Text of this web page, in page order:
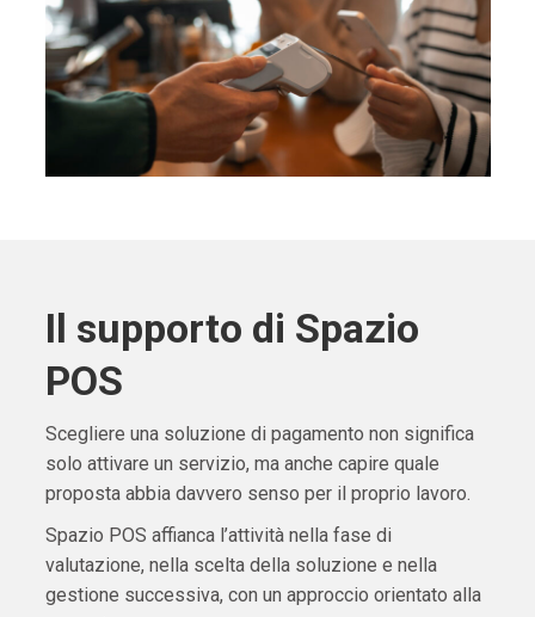
Il supporto di Spazio
POS
Scegliere una soluzione di pagamento non significa
solo attivare un servizio, ma anche capire quale
proposta abbia davvero senso per il proprio lavoro.
Spazio POS affianca l’attività nella fase di
valutazione, nella scelta della soluzione e nella
gestione successiva, con un approccio orientato alla